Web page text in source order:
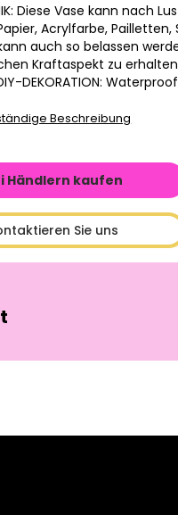
Diese Vase kann nach
Acrylfarbe, Pailletten,
auch so belassen
Kraftaspekt zu
DEKORATION:
Beschreibung
Händlern kaufen
Sie uns